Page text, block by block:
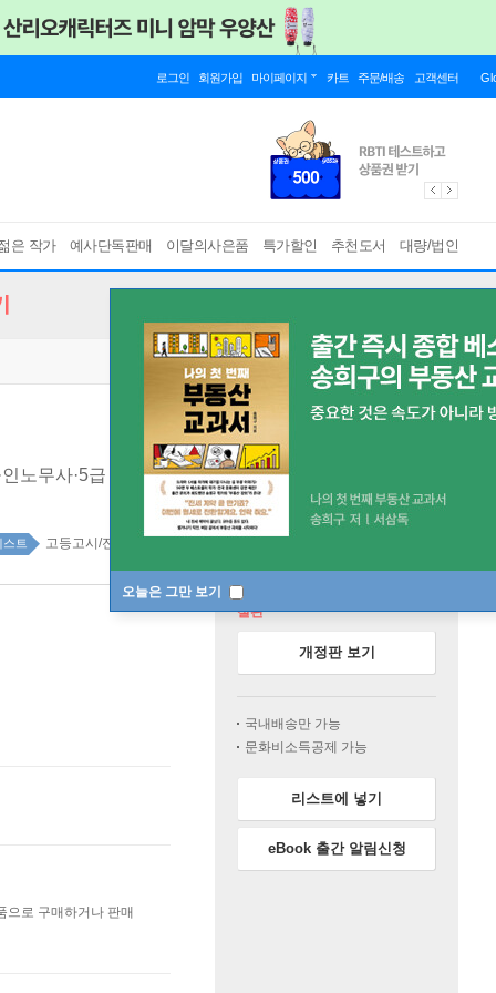
로그인 회원가입 마이페이지 카트 주문/배송 고객센터
은 작가 예사단독판매 이달의사은품 특가할인 추천도서 대량/법인
오늘은 그만 보기
노무사·5급 공채·변호사시험 대비
스트 고등고시/전문직 top100 3주
으로 구매하거나 판매
절판
개정판 보기
국내배송만 가능
문화비소득공제 가능
리스트에 넣기
eBook 출간 알림신청